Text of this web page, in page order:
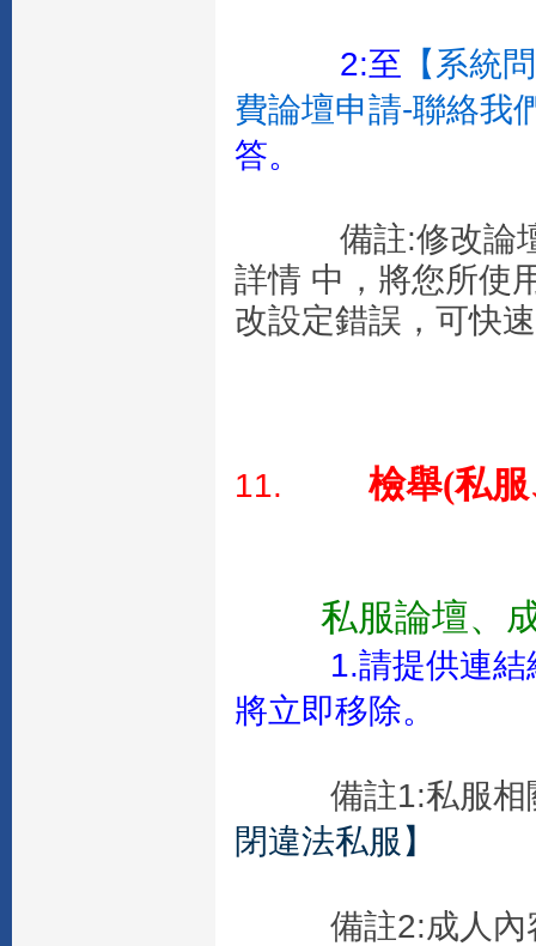
2:至 【系統
費論壇申請-聯絡我
答。
備註:修改論壇
詳情 中，將您所使
改設定錯誤，可快
11. 檢舉(私
私服論壇、成
1.請提供連
將立即移除。
備註1:私服相
閉違法私服】
備註2:成人內